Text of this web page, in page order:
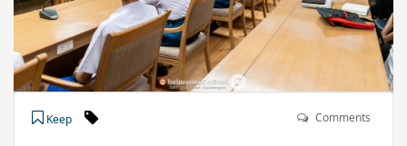
Keep Comments